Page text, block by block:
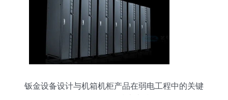
钣金设备设计与机箱机柜产品在弱电工程中的关键